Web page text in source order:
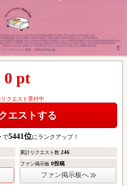
0 pt
クエスト受付中
エストする
で5441位にランクアップ！
累計リクエスト数246
ファン掲示板0投稿
ファン掲示板へ